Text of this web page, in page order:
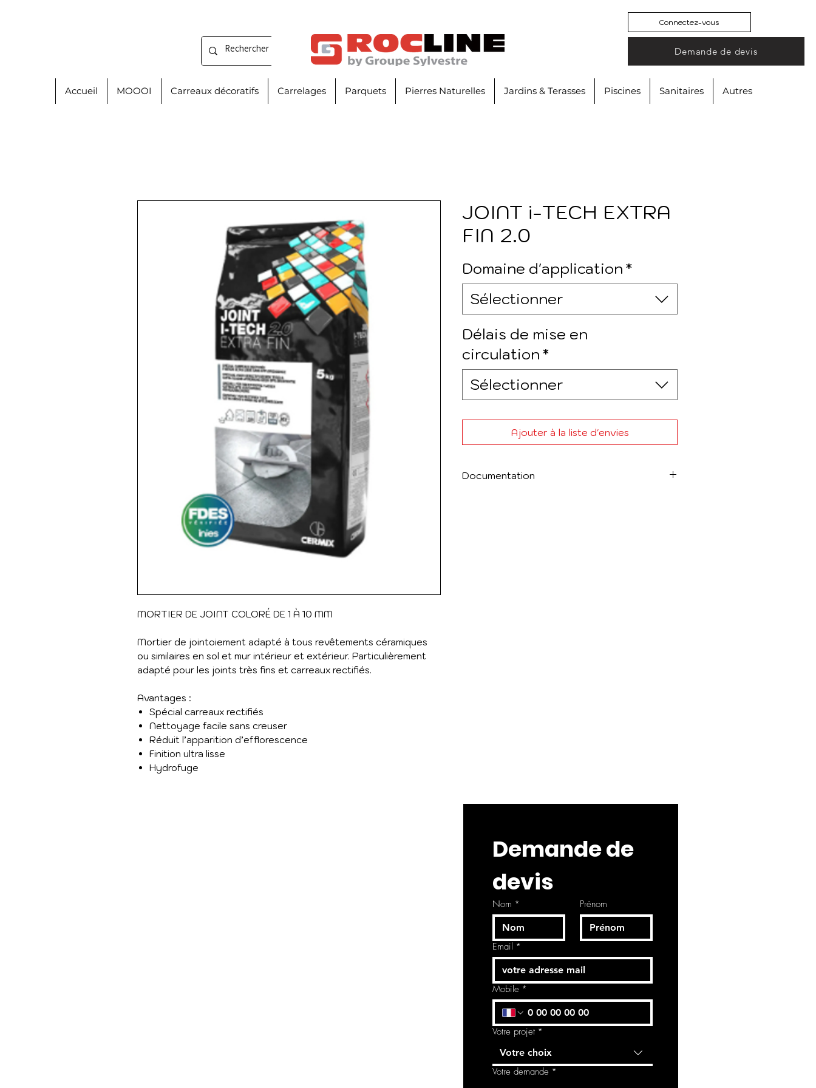
Connectez-vous
Demande de devis
Accueil MOOOI Carreaux décoratifs Carrelages Parquets Pierres Naturelles Jardins & Terasses Piscines Sanitaires Autres
MORTIER DE JOINT COLORÉ DE 1 À 10 MM
Mortier de jointoiement adapté à tous revêtements céramiques
ou similaires en sol et mur intérieur et extérieur. Particulièrement
adapté pour les joints très fins et carreaux rectifiés.
Avantages :
Spécial carreaux rectifiés
Nettoyage facile sans creuser
Réduit l’apparition d’efflorescence
Finition ultra lisse
Hydrofuge
JOINT i-TECH EXTRA
FIN 2.0
Domaine d'application*
Sélectionner
Délais de mise en
circulation*
Sélectionner
Ajouter à la liste d'envies
Documentation
Demande de
devis
Nom * Prénom
Email *
Mobile *
Votre projet *
Votre choix
Votre demande *